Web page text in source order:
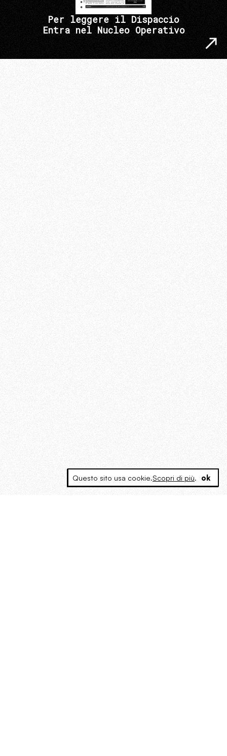
Per leggere il Dispaccio
Entra nel Nucleo Operativo
Questo sito usa cookie.Scopri di più. ok